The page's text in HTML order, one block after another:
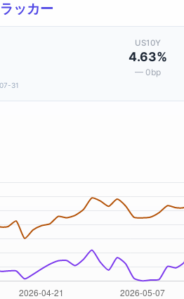
ッカー
31
US10Y
4.63%
— 0bp